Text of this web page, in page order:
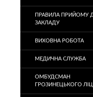
ПРАВИЛА ПРИЙОМУ
ЗАКЛАДУ
ВИХОВНА РОБОТА
МЕДИЧНА СЛУЖБА
ОМБУДСМАН
ГРОЗИНЕЦЬКОГО